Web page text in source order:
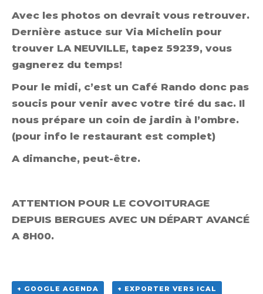
Avec les photos on devrait vous retrouver.
Dernière astuce sur Via Michelin pour
trouver LA NEUVILLE, tapez 59239, vous
gagnerez du temps!
Pour le midi, c’est un Café Rando donc pas
soucis pour venir avec votre tiré du sac. Il
nous prépare un coin de jardin à l’ombre.
(pour info le restaurant est complet)
A dimanche, peut-être.
ATTENTION POUR LE COVOITURAGE
DEPUIS BERGUES AVEC UN DÉPART AVANCÉ
A 8H00.
+ GOOGLE AGENDA + EXPORTER VERS ICAL